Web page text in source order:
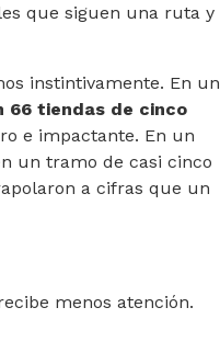
que siguen una ruta y
instintivamente. En un
66 tiendas de cinco
e impactante. En un
un tramo de casi cinco
a cifras que un
menos atención.